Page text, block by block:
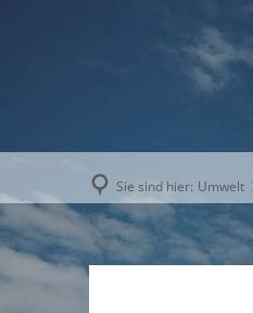
Sie sind hier: Umwelt